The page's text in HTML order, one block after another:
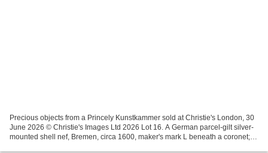
Precious objects from a Princely Kunstkammer sold at Christie's London, 30
June 2026 © Christie's Images Ltd 2026 Lot 16. A German parcel-gilt silver-
mounted shell nef, Bremen, circa 1600, maker's mark L beneath a coronet;